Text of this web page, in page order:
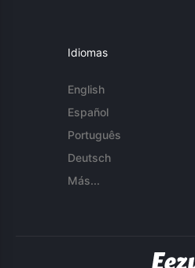
Idiomas
English
Español
Português
Deutsch
Más...